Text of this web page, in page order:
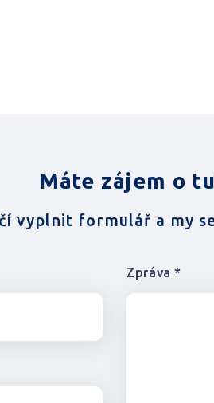
Máte zájem o
vyplnit formulář a my
Zpráva *